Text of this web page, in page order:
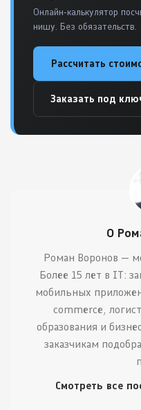
Онлайн-калькулятор
нишу. Без обязательств.
Рассчитать
Заказать под
О
Роман Воронов —
Более 15 лет в IT:
мобильных
commerce,
образования и
заказчикам
Смотреть все